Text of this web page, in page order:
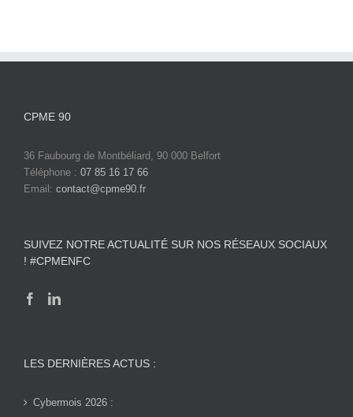
CPME 90
36 Faubourg de Montbéliard, 90 000 Belfort
Téléphone : 07 85 16 17 66
Email: contact@cpme90.fr
SUIVEZ NOTRE ACTUALITÉ SUR NOS RÉSEAUX SOCIAUX
! #CPMENFC
LES DERNIÈRES ACTUS :
Cybermois 2026 :